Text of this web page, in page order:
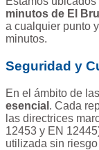
minutos de El
a cualquier punto
minutos.
Seguridad y
En el ámbito de
esencial . Cada
las directrices
12453 y EN
utilizada sin